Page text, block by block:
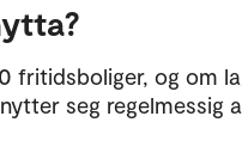
fritidsboliger, og om
seg regelmessig